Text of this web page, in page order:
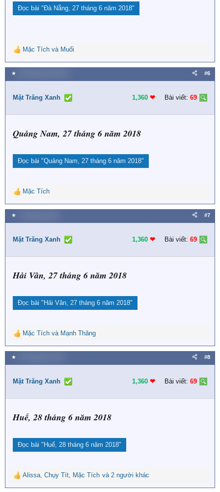
Đọc bài "Đà Nẵng, 27 tháng 6 năm 2018"
R
e
a
c
i
n
:
Mặc Tích và Muối
★ #6
Mặt Trăng Xanh 1,360 ❤︎ Bài viết: 69
Quảng Nam, 27 tháng 6 năm 2018
Đọc bài "Quảng Nam, 27 tháng 6 năm 2018"
R
e
a
c
i
n
:
Mặc Tích
★ #7
Mặt Trăng Xanh 1,360 ❤︎ Bài viết: 69
Hải Vân, 27 tháng 6 năm 2018
Đọc bài "Hải Vân, 27 tháng 6 năm 2018"
R
e
a
c
i
n
:
Mặc Tích và Mạnh Thăng
★ #8
Mặt Trăng Xanh 1,360 ❤︎ Bài viết: 69
Huế, 28 tháng 6 năm 2018
Đọc bài "Huế, 28 tháng 6 năm 2018"
R
e
Alissa, Chụy Tít, Mặc Tích và 2 người khác